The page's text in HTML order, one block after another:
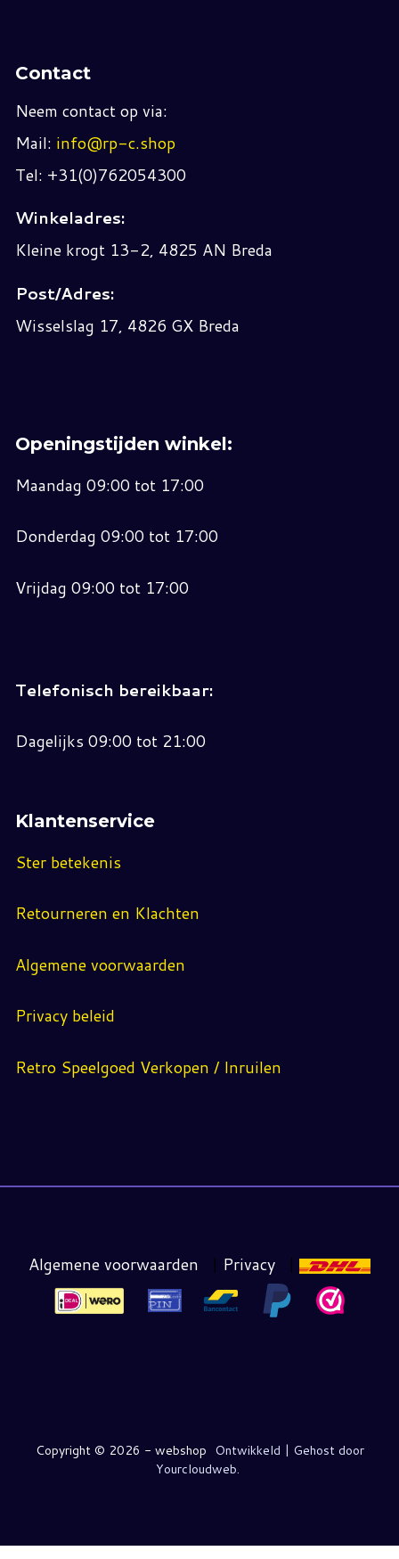
Contact
Neem contact op via:
Mail: info@rp-c.shop
Tel: +31(0)762054300
Winkeladres:
Kleine krogt 13-2, 4825 AN Breda
Post/Adres:
Wisselslag 17, 4826 GX Breda
Openingstijden winkel:
Maandag 09:00 tot 17:00
Donderdag 09:00 tot 17:00
Vrijdag 09:00 tot 17:00
Telefonisch bereikbaar:
Dagelijks 09:00 tot 21:00
Klantenservice
Ster betekenis
Retourneren en Klachten
Algemene voorwaarden
Privacy beleid
Retro Speelgoed Verkopen / Inruilen
Algemene voorwaarden | Privacy |
Copyright © 2026 - webshop Ontwikkeld | Gehost door
Yourcloudweb.